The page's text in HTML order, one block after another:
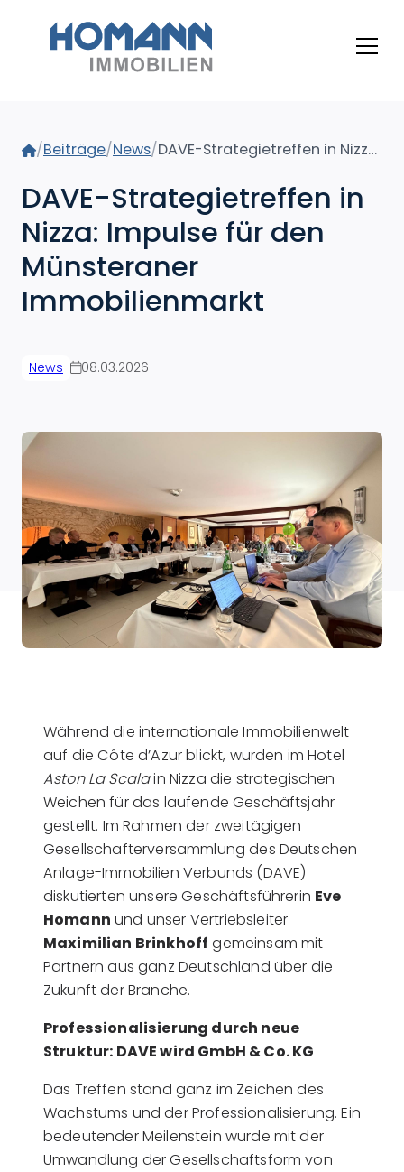
Home
/Beiträge/News/ DAVE-Strategietreffen in Nizza: Impulse für den Münsteraner Immobilienmarkt
DAVE-Strategietreffen in
Nizza: Impulse für den
Münsteraner
Immobilienmarkt
News 08.03.2026
Während die internationale Immobilienwelt
auf die Côte d’Azur blickt, wurden im Hotel
Aston La Scalain Nizza die strategischen
Weichen für das laufende Geschäftsjahr
gestellt. Im Rahmen der zweitägigen
Gesellschafterversammlung des Deutschen
Anlage-Immobilien Verbunds (DAVE)
diskutierten unsere Geschäftsführerin Eve
Homann und unser Vertriebsleiter
Maximilian Brinkhoff gemeinsam mit
Partnern aus ganz Deutschland über die
Zukunft der Branche.
Professionalisierung durch neue
Struktur: DAVE wird GmbH & Co. KG
Das Treffen stand ganz im Zeichen des
Wachstums und der Professionalisierung. Ein
bedeutender Meilenstein wurde mit der
Umwandlung der Gesellschaftsform von